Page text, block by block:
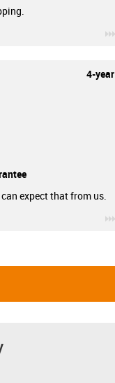
4-year
expect that from us.